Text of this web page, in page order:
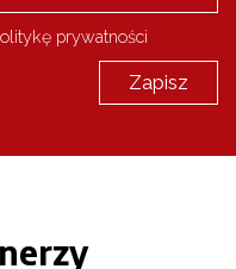
prywatności